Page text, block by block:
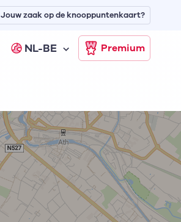
NL-BE Premium
Jouw zaak op de knooppuntenkaart?